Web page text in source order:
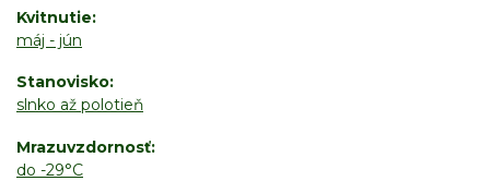
Kvitnutie
máj - jún
Stanovisko
slnko až polotieň
Mrazuvzdornosť
do -29°C